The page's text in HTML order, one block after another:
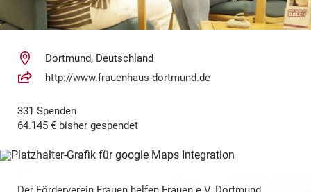
Dortmund, Deutschland
http://www.frauenhaus-dortmund.de
331 Spenden
64.145 € bisher gespendet